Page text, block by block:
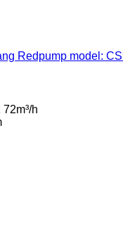
Redpump model:
72m³/h